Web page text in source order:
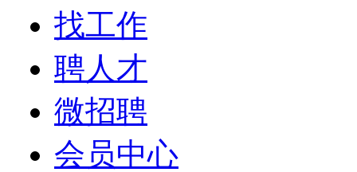
找工作
聘人才
微招聘
会员中心